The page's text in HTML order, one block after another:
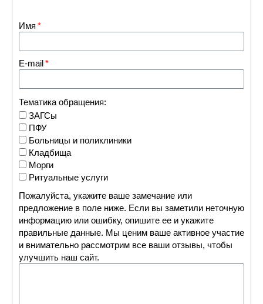
Имя
E-mail
Тематика обращения:
ЗАГСы
ПФУ
Больницы и поликлиники
Кладбища
Морги
Ритуальные услуги
Пожалуйста, укажите ваше замечание или
предложение в поле ниже. Если вы заметили неточную
информацию или ошибку, опишите ее и укажите
правильные данные. Мы ценим ваше активное участие
и внимательно рассмотрим все ваши отзывы, чтобы
улучшить наш сайт.